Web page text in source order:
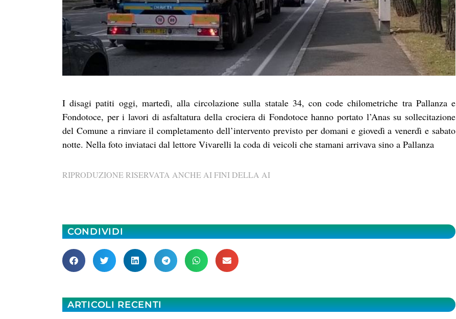
I disagi patiti oggi, martedì, alla circolazione sulla statale 34, con code chilometriche tra Pallanza e
Fondotoce, per i lavori di asfaltatura della crociera di Fondotoce hanno portato l’Anas su sollecitazione
del Comune a rinviare il completamento dell’intervento previsto per domani e giovedì a venerdì e sabato
notte. Nella foto inviataci dal lettore Vivarelli la coda di veicoli che stamani arrivava sino a Pallanza
RIPRODUZIONE RISERVATA ANCHE AI FINI DELLA AI
CONDIVIDI
ARTICOLI RECENTI